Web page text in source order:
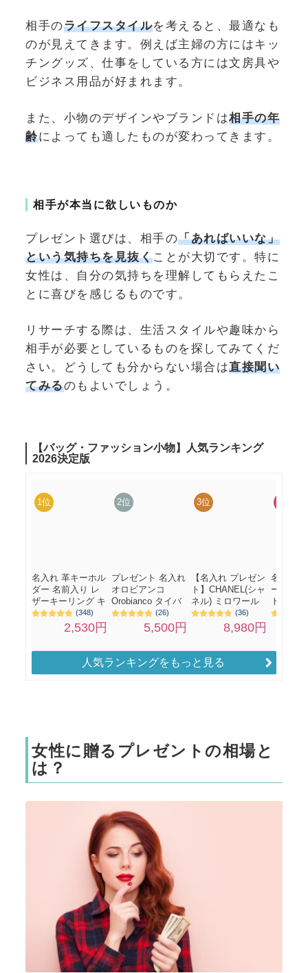
相手のライフスタイルを考えると、最適なも
のが見えてきます。例えば主婦の方にはキッ
チングッズ、仕事をしている方には文房具や
ビジネス用品が好まれます。
また、小物のデザインやブランドは相手の年
齢によっても適したものが変わってきます。
相手が本当に欲しいものか
プレゼント選びは、相手の「あればいいな」
という気持ちを見抜くことが大切です。特に
女性は、自分の気持ちを理解してもらえたこ
とに喜びを感じるものです。
リサーチする際は、生活スタイルや趣味から
相手が必要としているものを探してみてくだ
さい。どうしても分からない場合は直接聞い
てみるのもよいでしょう。
人気ランキングをもっと見る
女性に贈るプレゼントの相場と
は？